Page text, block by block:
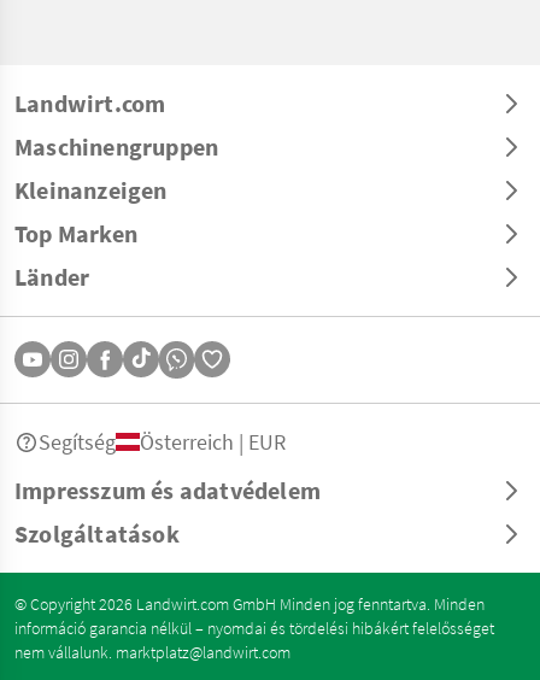
Landwirt.com
Maschinengruppen
Kleinanzeigen
Top Marken
Länder
Impresszum és adatvédelem
Szolgáltatások
Segítség Österreich | EUR
© Copyright 2026 Landwirt.com GmbH Minden jog fenntartva. Minden
információ garancia nélkül – nyomdai és tördelési hibákért felelősséget
nem vállalunk. marktplatz@landwirt.com